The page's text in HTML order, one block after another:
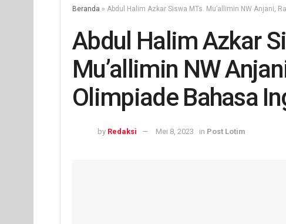
Beranda » Abdul Halim Azkar Siswa MTs. Mu’allimin NW Anjani,
Abdul Halim Azkar
Mu’allimin NW
Olimpiade Bahasa
by Redaksi Mei 8, 2023 in Post Lotim